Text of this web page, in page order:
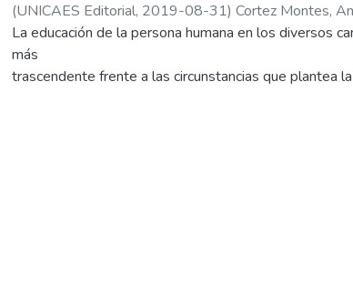
(UNICAES Editorial, 2019-08-31)Cortez Montes,
Lissette
La educación de la persona humana en los diversos
más
trascendente frente a las circunstancias que plantea